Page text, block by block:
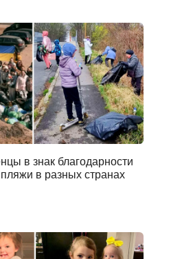
в знак благодарности
в разных странах